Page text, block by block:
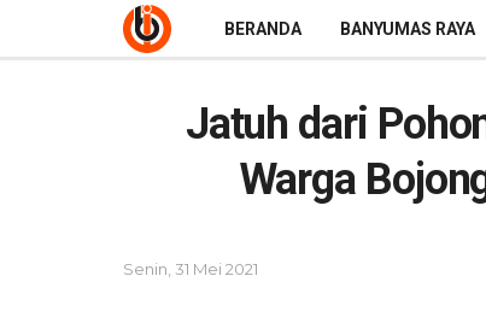
BERANDA BANYUMAS RAYA
Jatuh dari
Warga
Senin, 31 Mei 2021